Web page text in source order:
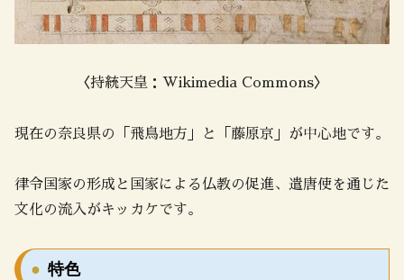
〈持統天皇：Wikimedia Commons〉
現在の奈良県の「飛鳥地方」と「藤原京」が中心地です。
律令国家の形成と国家による仏教の促進、遣唐使を通じた
文化の流入がキッカケです。
特色